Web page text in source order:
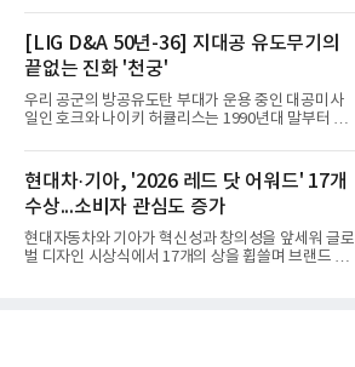
따른 기저효과가 실
인해주는 프로모션이다.대상 제품은 65·77·83형 올
레드, 75·86·100형 마이크로 RGB, 75·86형 미니
RGB 등 거실용 TV로 인기가 높은 베스트셀러 TV 20
개 모델이며, 동시 구독 계약 시 스탠바이미2(모델명
27LX6TPGA) 구독료를 50% 할인 받을 수 있다. 프로
모션 대상 모델과 혜택, 구독료 등 프로모션 세부 사항
은 베스트샵 판매 매니저에게 문의하면 자세히 안내
등으로 이전
[LIG D&A 50년-36] 지대공 유도무기의
끝없는 진화 '천궁'
우리 공군의 방공유도탄 부대가 운용 중인 대공미사
일인 호크와 나이키 허큘리스는 1990년대 말부터 성
기존 미사일체계를 대체할 중고도 및 중거리 대공미
사일을 개발하기로 결정했다.처음 KM-SAM 사업으로
불린 이 사업의 명칭은 호크(Iron Hawk, 철매)를 대체
한다는 의미에서 ‘철매Ⅱ’ 로 정해졌다. 철매Ⅱ 개발
사업은 미사일체계 완성 후인 2011년 ‘천궁(天弓)’으
로 다시 장비명이 바뀌었다. 17개 업체와 관련 기관이
참여한 가운데 LIG 넥스원은 탐색 개발에서 체계개발
현대차·기아, '2026 레드 닷 어워드' 17개
수상...소비자 관심도 증가
현대자동차와 기아가 혁신성과 창의성을 앞세워 글로
벌 디자인 시상식에서 17개의 상을 휩쓸며 브랜드 경